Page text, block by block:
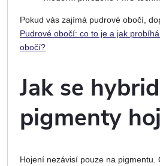
Pokud vás zajímá pudrové obočí,
Pudrové obočí: co to je a jak
obočí?
Jak se
pigmenty
Hojení nezávisí pouze na pigmentu.